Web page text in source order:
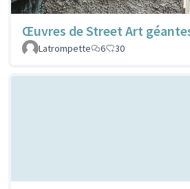
Œuvres de Street Art
Latrompette
6 30